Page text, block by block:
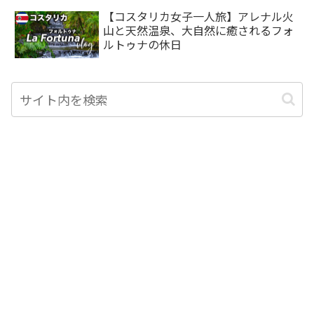
【コスタリカ女子一人旅】アレナル火
山と天然温泉、大自然に癒されるフォ
ルトゥナの休日